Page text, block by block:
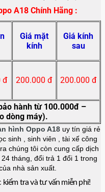
A18 Chính Hãng :
Giá mặt
kính
Giá kính
sau
đ 200.000 đ 200.000 đ
hành từ 100.000đ –
dòng máy).
hình Oppo A18 uy tín giá rẻ
sinh , sinh viên , tài xế công
chúng tôi còn cung cấp dịch
tháng, đổi trả 1 đổi 1 trong
nhà sản xuất.
tra và tư vấn miễn phí!